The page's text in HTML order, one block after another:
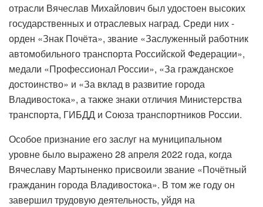
отрасли Вячеслав Михайлович был удостоен высоких
государственных и отраслевых наград. Среди них -
орден «Знак Почёта», звание «Заслуженный работник
автомобильного транспорта Российской Федерации»,
медали «Профессионал России», «За гражданское
достоинство» и «За вклад в развитие города
Владивостока», а также знаки отличия Министерства
транспорта, ГИБДД и Союза транспортников России.
Особое признание его заслуг на муниципальном
уровне было выражено 28 апреля 2022 года, когда
Вячеславу Мартыненко присвоили звание «Почётный
гражданин города Владивостока». В том же году он
завершил трудовую деятельность, уйдя на